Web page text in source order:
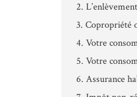
2.
3. Copropriété
4. Votre
5. Votre
6. Assurance